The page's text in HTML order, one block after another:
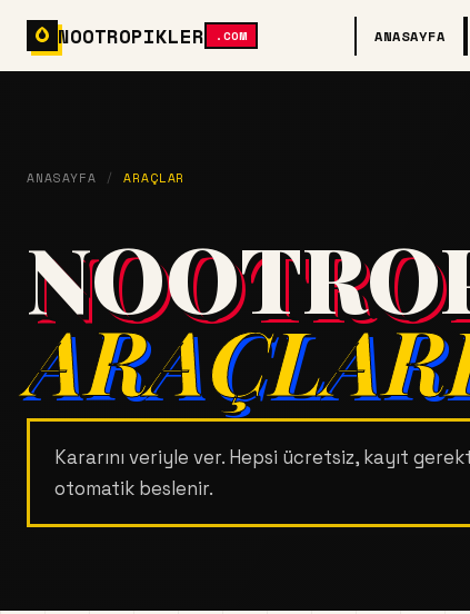
NOOTROPIKLER .COM ANASAYFA
ANASAYFA / ARAÇLAR
Kararını veriyle ver. Hepsi ücretsiz, kayıt
otomatik beslenir.